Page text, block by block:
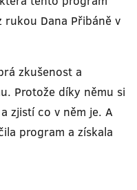
rukou Dana Přibáně v
zkušenost a
Protože díky němu si
zjistí co v něm je. A
program a získala